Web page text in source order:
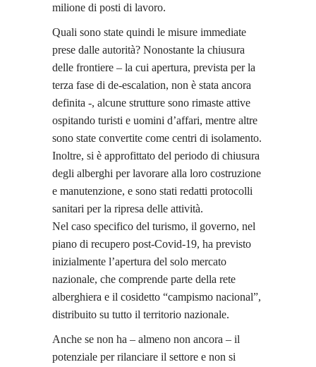
milione di posti di lavoro.
Quali sono state quindi le misure immediate
prese dalle autorità? Nonostante la chiusura
delle frontiere – la cui apertura, prevista per la
terza fase di de-escalation, non è stata ancora
definita -, alcune strutture sono rimaste attive
ospitando turisti e uomini d’affari, mentre altre
sono state convertite come centri di isolamento.
Inoltre, si è approfittato del periodo di chiusura
degli alberghi per lavorare alla loro costruzione
e manutenzione, e sono stati redatti protocolli
sanitari per la ripresa delle attività.
Nel caso specifico del turismo, il governo, nel
piano di recupero post-Covid-19, ha previsto
inizialmente l’apertura del solo mercato
nazionale, che comprende parte della rete
alberghiera e il cosidetto “campismo nacional”,
distribuito su tutto il territorio nazionale.
Anche se non ha – almeno non ancora – il
potenziale per rilanciare il settore e non si